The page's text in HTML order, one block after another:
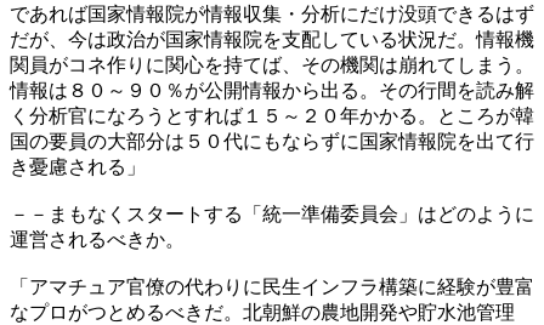
であれば国家情報院が情報収集・分析にだけ没頭できるはず
だが、今は政治が国家情報院を支配している状況だ。情報機
関員がコネ作りに関心を持てば、その機関は崩れてしまう。
情報は８０～９０％が公開情報から出る。その行間を読み解
く分析官になろうとすれば１５～２０年かかる。ところが韓
国の要員の大部分は５０代にもならずに国家情報院を出て行
き憂慮される」
－－まもなくスタートする「統一準備委員会」はどのように
運営されるべきか。
「アマチュア官僚の代わりに民生インフラ構築に経験が豊富
なプロがつとめるべきだ。北朝鮮の農地開発や貯水池管理